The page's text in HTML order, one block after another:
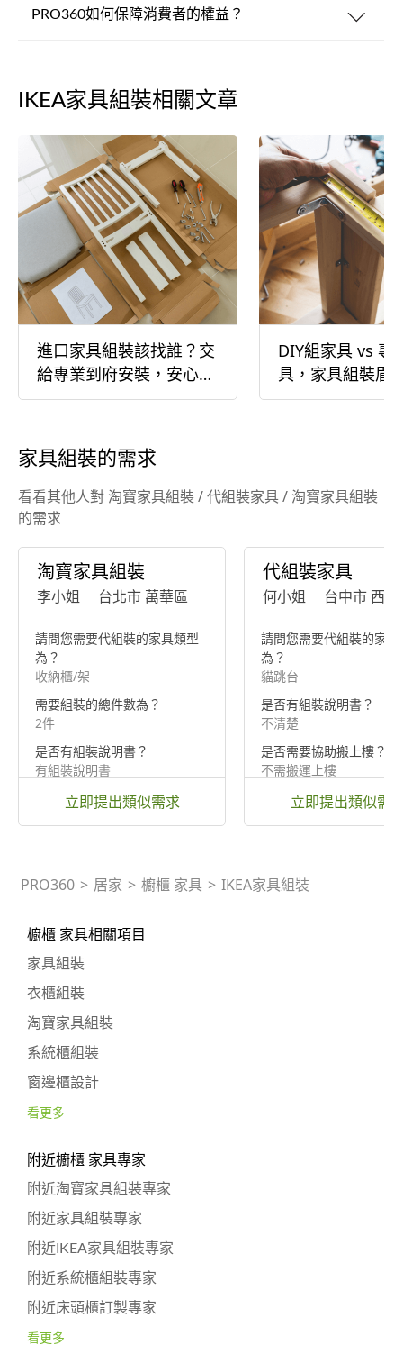
PRO360如何保障消費者的權益？
IKEA家具組裝相關文章
進口家具組裝該找誰？交
給專業到府安裝，安心又
快速
DIY組家具 vs 專
具，家具組裝眉
看！
家具組裝的需求
看看其他人對 淘寶家具組裝 / 代組裝家具 / 淘寶家具組裝
的需求
淘寶家具組裝
李小姐 台北市 萬華區
請問您需要代組裝的家具類型
為？
收納櫃/架
需要組裝的總件數為？
2件
是否有組裝說明書？
有組裝說明書
立即提出類似需求
代組裝家具
何小姐 台中市 西
請問您需要代組裝的家具
為？
貓跳台
是否有組裝說明書？
不清楚
是否需要協助搬上樓？
不需搬運上樓
立即提出類似需
PRO360 > 居家 > 櫥櫃 家具 > IKEA家具組裝
櫥櫃 家具相關項目
家具組裝
衣櫃組裝
淘寶家具組裝
系統櫃組裝
窗邊櫃設計
看更多
附近櫥櫃 家具專家
附近淘寶家具組裝專家
附近家具組裝專家
附近IKEA家具組裝專家
附近系統櫃組裝專家
附近床頭櫃訂製專家
看更多